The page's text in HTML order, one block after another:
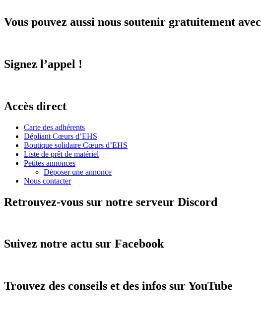
Vous pouvez aussi nous soutenir gratuitement avec
Signez l’appel !
Accès direct
Carte des adhérents
Dépliant Cœurs d’EHS
Boutique solidaire Cœurs d’EHS
Liste de prêt de matériel
Petites annonces
Déposer une annonce
Nous contacter
Retrouvez-vous sur notre serveur Discord
Suivez notre actu sur Facebook
Trouvez des conseils et des infos sur YouTube